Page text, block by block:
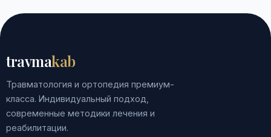
travmakab
Травматология и ортопедия премиум-
класса. Индивидуальный подход,
современные методики лечения и
реабилитации.